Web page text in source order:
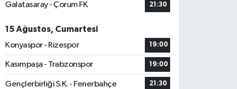
Galatasaray - Çorum FK
21:30
15 Ağustos, Cumartesi
Konyaspor - Rizespor
19:00
Kasımpaşa - Trabzonspor 19:00
Gençlerbirliği S.K. - Fenerbahçe 21:30